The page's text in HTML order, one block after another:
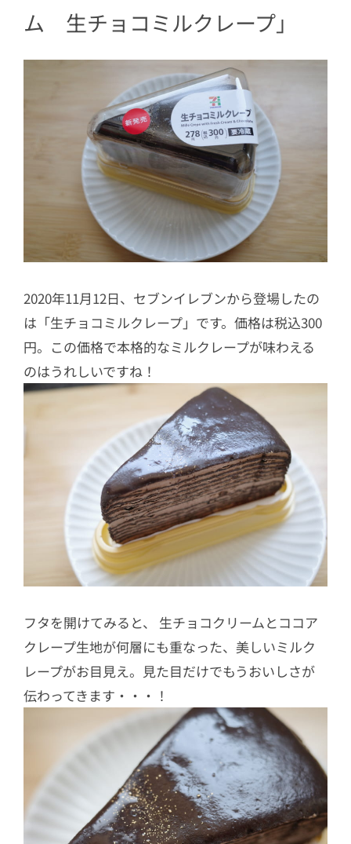
ム 生チョコミルクレープ」
2020年11月12日、セブンイレブンから登場したの
は「生チョコミルクレープ」です。価格は税込300
円。この価格で本格的なミルクレープが味わえる
のはうれしいですね！
フタを開けてみると、 生チョコクリームとココア
クレープ生地が何層にも重なった、美しいミルク
レープがお目見え。見た目だけでもうおいしさが
伝わってきます・・・！